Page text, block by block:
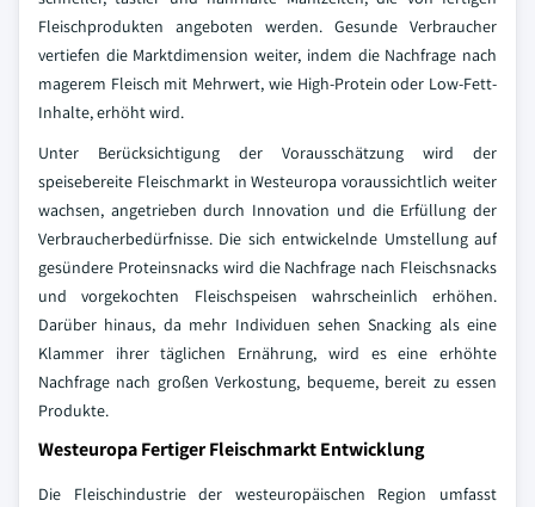
Fleischprodukten angeboten werden. Gesunde Verbraucher
vertiefen die Marktdimension weiter, indem die Nachfrage nach
magerem Fleisch mit Mehrwert, wie High-Protein oder Low-Fett-
Inhalte, erhöht wird.
Unter Berücksichtigung der Vorausschätzung wird der
speisebereite Fleischmarkt in Westeuropa voraussichtlich weiter
wachsen, angetrieben durch Innovation und die Erfüllung der
Verbraucherbedürfnisse. Die sich entwickelnde Umstellung auf
gesündere Proteinsnacks wird die Nachfrage nach Fleischsnacks
und vorgekochten Fleischspeisen wahrscheinlich erhöhen.
Darüber hinaus, da mehr Individuen sehen Snacking als eine
Klammer ihrer täglichen Ernährung, wird es eine erhöhte
Nachfrage nach großen Verkostung, bequeme, bereit zu essen
Produkte.
Westeuropa Fertiger Fleischmarkt Entwicklung
Die Fleischindustrie der westeuropäischen Region umfasst